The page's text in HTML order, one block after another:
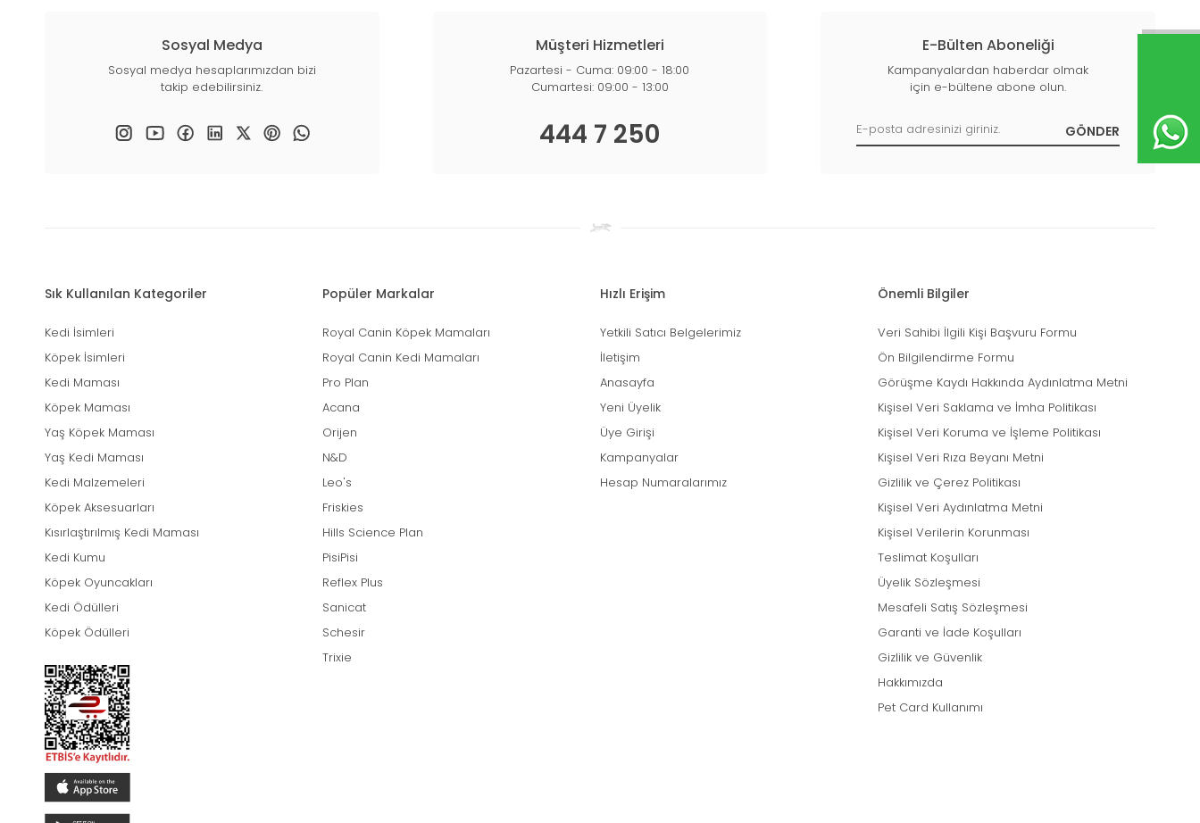
Sosyal Medya
Sosyal medya hesaplarımızdan bizi
takip edebilirsiniz.
Müşteri Hizmetleri
Pazartesi - Cuma: 09:00 - 18:00
Cumartesi: 09:00 - 13:00
444 7 250
E-Bülten Aboneliği
Kampanyalardan haberdar olmak
için e-bültene abone olun.
Sık Kullanılan Kategoriler
Kedi İsimleri
Köpek İsimleri
Kedi Maması
Köpek Maması
Yaş Köpek Maması
Yaş Kedi Maması
Kedi Malzemeleri
Köpek Aksesuarları
Kısırlaştırılmış Kedi Maması
Kedi Kumu
Köpek Oyuncakları
Kedi Ödülleri
Köpek Ödülleri
Popüler Markalar
Royal Canin Köpek Mamaları
Royal Canin Kedi Mamaları
Pro Plan
Acana
Orijen
N&D
Leo's
Friskies
Hills Science Plan
PisiPisi
Reflex Plus
Sanicat
Schesir
Trixie
Hızlı Erişim
Yetkili Satıcı Belgelerimiz
İletişim
Anasayfa
Yeni Üyelik
Üye Girişi
Kampanyalar
Hesap Numaralarımız
Önemli Bilgiler
Veri Sahibi İlgili Kişi Başvuru Formu
Ön Bilgilendirme Formu
Görüşme Kaydı Hakkında Aydınlatma Metni
Kişisel Veri Saklama ve İmha Politikası
Kişisel Veri Koruma ve İşleme Politikası
Kişisel Veri Rıza Beyanı Metni
Gizlilik ve Çerez Politikası
Kişisel Veri Aydınlatma Metni
Kişisel Verilerin Korunması
Teslimat Koşulları
Üyelik Sözleşmesi
Mesafeli Satış Sözleşmesi
Garanti ve İade Koşulları
Gizlilik ve Güvenlik
Hakkımızda
Pet Card Kullanımı